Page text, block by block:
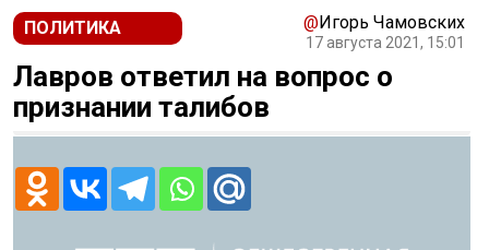
ПОЛИТИКА @Игорь Чамовских
17 августа 2021, 15:01
Лавров ответил на вопрос о
признании талибов